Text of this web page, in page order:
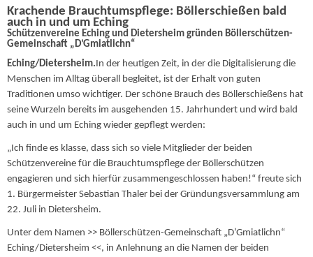
Krachende Brauchtumspflege: Böllerschießen bald
auch in und um Eching
Schützenvereine Eching und Dietersheim gründen Böllerschützen-
Gemeinschaft „D’Gmiatlichn“
Eching/Dietersheim.In der heutigen Zeit, in der die Digitalisierung die
Menschen im Alltag überall begleitet, ist der Erhalt von guten
Traditionen umso wichtiger. Der schöne Brauch des Böllerschießens hat
seine Wurzeln bereits im ausgehenden 15. Jahrhundert und wird bald
auch in und um Eching wieder gepflegt werden:
„Ich finde es klasse, dass sich so viele Mitglieder der beiden
Schützenvereine für die Brauchtumspflege der Böllerschützen
engagieren und sich hierfür zusammengeschlossen haben!“ freute sich
1. Bürgermeister Sebastian Thaler bei der Gründungsversammlung am
22. Juli in Dietersheim.
Unter dem Namen >> Böllerschützen-Gemeinschaft „D’Gmiatlichn“
Eching/Dietersheim <<, in Anlehnung an die Namen der beiden